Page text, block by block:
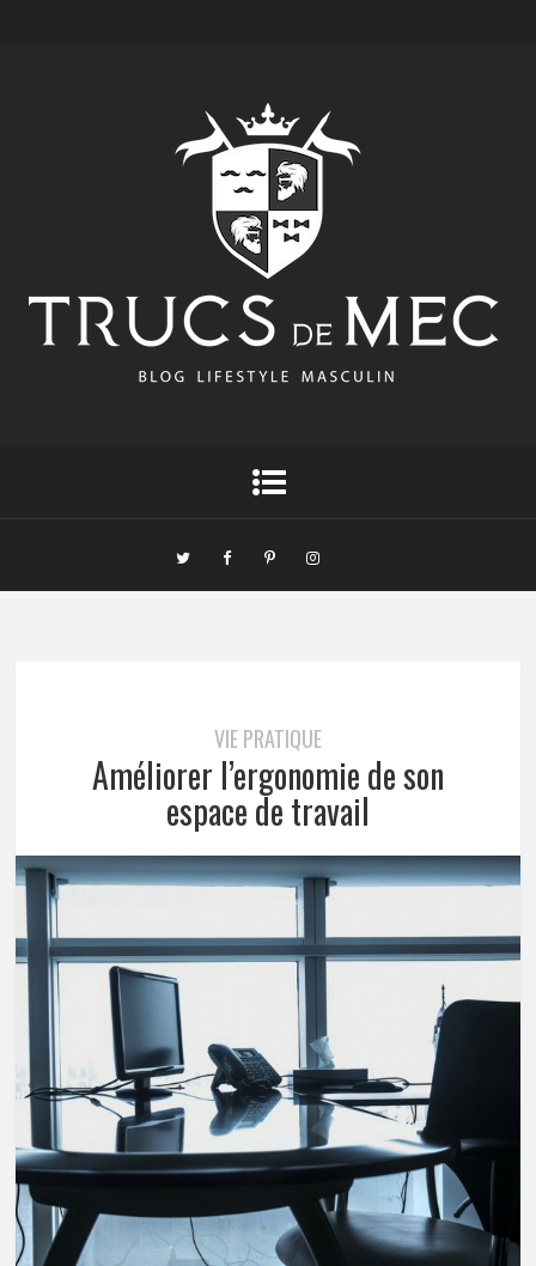
VIE PRATIQUE
Améliorer l’ergonomie de son
espace de travail